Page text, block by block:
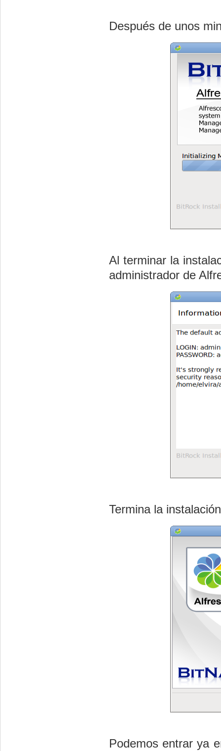
Después de unos
Al terminar la
administrador de
Termina la
Podemos entrar ya